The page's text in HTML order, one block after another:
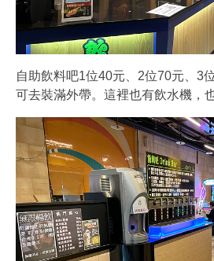
自助飲料吧1位40元、2位70元、3
可去裝滿外帶。這裡也有飲水機，